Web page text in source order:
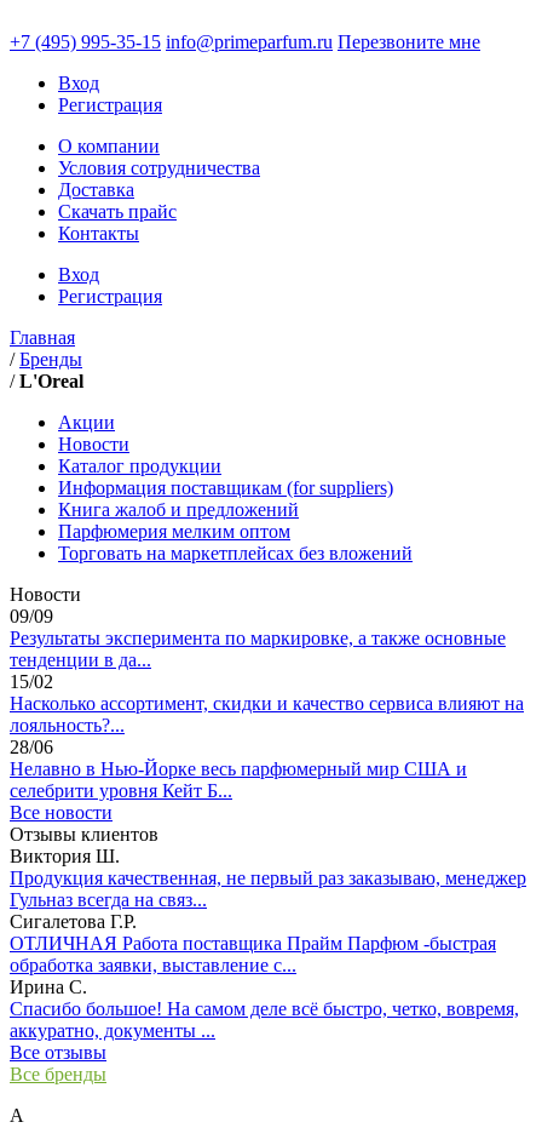
+7 (495) 995-35-15 info@primeparfum.ru Перезвоните мне
Вход
Регистрация
О компании
Условия сотрудничества
Доставка
Скачать прайс
Контакты
Вход
Регистрация
Главная
/Бренды
/L'Oreal
Акции
Новости
Каталог продукции
Информация поставщикам (for suppliers)
Книга жалоб и предложений
Парфюмерия мелким оптом
Торговать на маркетплейсах без вложений
Новости
09/09
Результаты эксперимента по маркировке, а также основные
тенденции в да...
15/02
Насколько ассортимент, скидки и качество сервиса влияют на
лояльность?...
28/06
Нелавно в Нью-Йорке весь парфюмерный мир США и
селебрити уровня Кейт Б...
Все новости
Отзывы клиентов
Виктория Ш.
Продукция качественная, не первый раз заказываю, менеджер
Гульназ всегда на связ...
Сигалетова Г.Р.
ОТЛИЧНАЯ Работа поставщика Прайм Парфюм -быстрая
обработка заявки, выставление с...
Ирина С.
Спасибо большое! На самом деле всё быстро, четко, вовремя,
аккуратно, документы ...
Все отзывы
Все бренды
A